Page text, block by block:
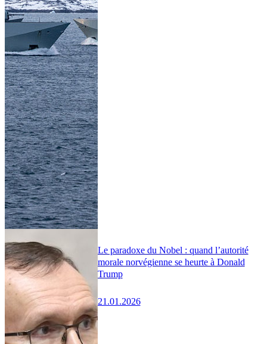
Le paradoxe du Nobel : quand l’autorité
morale norvégienne se heurte à Donald
Trump
21.01.2026